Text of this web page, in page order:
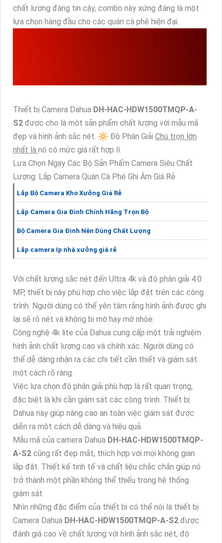
chất lượng đáng tin cậy, combo này xứng đáng là một
lựa chọn hàng đầu cho các quán cà phê hiện đại.
Thiết bị Camera Dahua DH-HAC-HDW1500TMQP-A-
S2 được cho là một sản phẩm chất lượng với mẫu mã
đẹp và hình ảnh sắc nét. 🔆 Độ Phân Giải Chú trọn lớn
nhất là nó có mức giá rất hợp lí.
Lựa Chọn Ngay Các Bộ Sản Phẩm Camera Siêu Chất
Lượng: Lắp Camera Quán Cà Phê Ghi Âm Giá Rẻ
Lắp Bộ Camera Kho Xưởng Giá Rẻ
Lắp Camera Gia Đình Chính Hãng Trọn Bộ
Bộ Camera Gia Đình Nên Dùng Chất Lượng
Lắp camera Ip nhà xưởng giá rẻ
Với chất lượng sắc nét đến Ultra 4k và độ phân giải 4.0
MP, thiết bị này phù hợp cho việc lắp đặt trên các công
trình. Người dùng có thể yên tâm rằng hình ảnh được ghi
lại sẽ rõ nét và không bị mờ hay mờ nhòe.
Công nghệ 4k lite của Dahua cung cấp một trải nghiệm
hình ảnh chất lượng cao và chính xác. Người dùng có
thể dễ dàng nhận ra các chi tiết cần thiết và giám sát
một cách rõ ràng.
Việc lựa chọn độ phân giải phù hợp là rất quan trọng,
đặc biệt là khi cần giám sát các công trình. Thiết bị
Dahua này giúp nâng cao an toàn việc giám sát được
diễn ra một cách dễ dàng và hiệu quả.
Mẫu mã của camera Dahua DH-HAC-HDW1500TMQP-
A-S2 cũng rất đẹp mắt, thích hợp với mọi không gian
lắp đặt. Thiết kế tinh tế và chất liệu chắc chắn giúp nó
trở thành một phần không thể thiếu trong hệ thống
giám sát.
Nhìn những đặc điểm của thiết bị có thể nói là thiết bị
Camera Dahua DH-HAC-HDW1500TMQP-A-S2 được
đánh giá cao về chất lượng với hình ảnh sắc nét, độ